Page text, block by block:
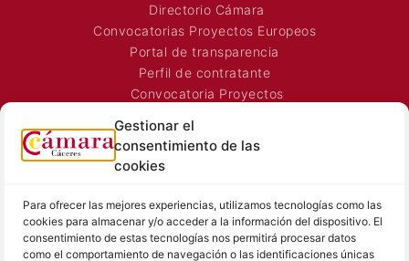
Gestionar el
consentimiento de las
cookies
Para ofrecer las mejores experiencias, utilizamos tecnologías como las
cookies para almacenar y/o acceder a la información del dispositivo. El
consentimiento de estas tecnologías nos permitirá procesar datos
como el comportamiento de navegación o las identificaciones únicas
Directorio Cámara
Convocatorias Proyectos Europeos
Portal de transparencia
Perfil de contratante
Convocatoria Proyectos
Señalización Comercial
Contacto
SALA DE PRENSA
Noticias Cámara
TEXTOS LEGALES
Aviso Legal